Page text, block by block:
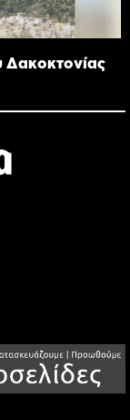
Δακοκτονίας